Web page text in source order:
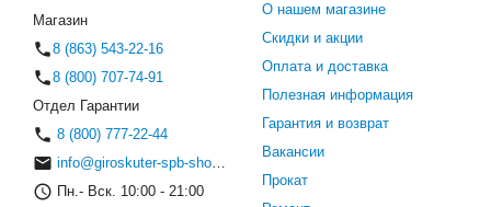
Магазин
8 (863) 543-22-16
8 (800) 707-74-91
Отдел Гарантии
8 (800) 777-22-44
info@giroskuter-spb-shop.ru
Пн.- Вск. 10:00 - 21:00
О нашем магазине
Скидки и акции
Оплата и доставка
Полезная информация
Гарантия и возврат
Вакансии
Прокат